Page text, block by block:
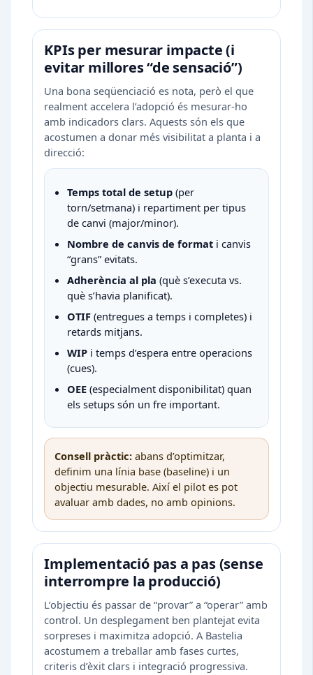
KPIs per mesurar impacte (i
evitar millores “de sensació”)
Una bona seqüenciació es nota, però el que
realment accelera l’adopció és mesurar-ho
amb indicadors clars. Aquests són els que
acostumen a donar més visibilitat a planta i a
direcció:
Temps total de setup (per
torn/setmana) i repartiment per tipus
de canvi (major/minor).
Nombre de canvis de format i canvis
“grans” evitats.
Adherència al pla (què s’executa vs.
què s’havia planificat).
OTIF (entregues a temps i completes) i
retards mitjans.
WIP i temps d’espera entre operacions
(cues).
OEE (especialment disponibilitat) quan
els setups són un fre important.
Consell pràctic: abans d’optimitzar,
definim una línia base (baseline) i un
objectiu mesurable. Així el pilot es pot
avaluar amb dades, no amb opinions.
Implementació pas a pas (sense
interrompre la producció)
L’objectiu és passar de “provar” a “operar” amb
control. Un desplegament ben plantejat evita
sorpreses i maximitza adopció. A Bastelia
acostumem a treballar amb fases curtes,
criteris d’èxit clars i integració progressiva.